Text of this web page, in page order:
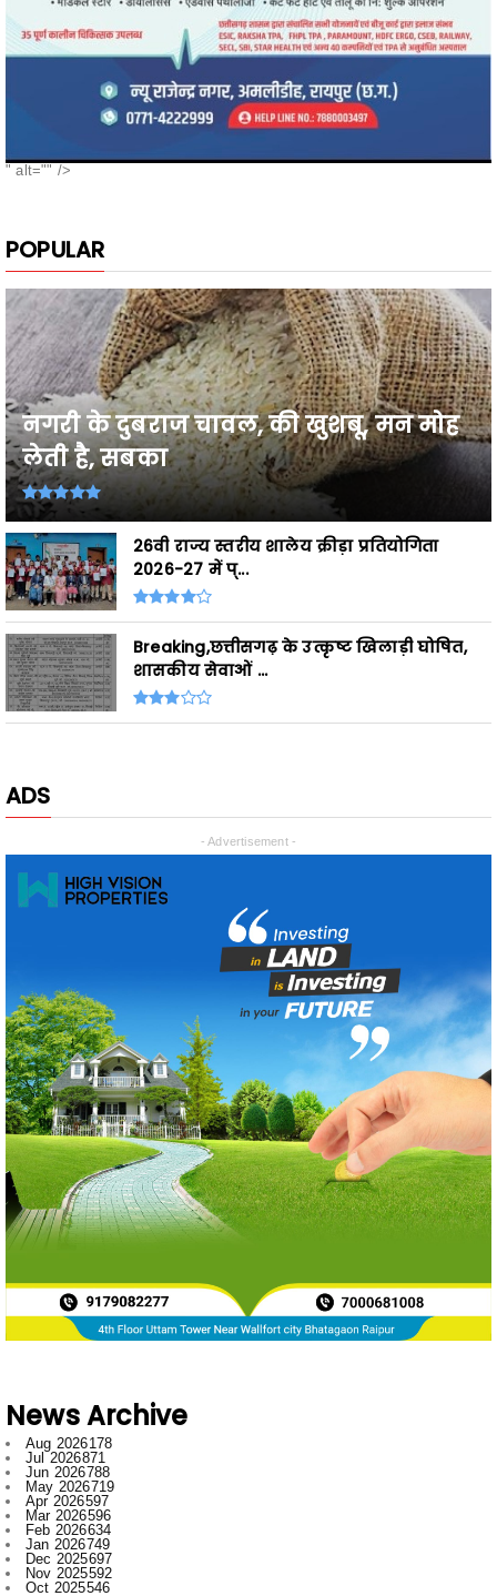
POPULAR
नगरी के दुबराज चावल, की खुशबू, मन मोह
लेती है, सबका
26वी राज्य स्तरीय शालेय क्रीड़ा प्रतियोगिता
2026-27 में प्...
Breaking,छत्तीसगढ़ के उत्कृष्ट खिलाड़ी घोषित,
शासकीय सेवाओं ...
ADS
News Archive
Jun 2026
788
May 2026719
Apr 2026597
Mar 2026596
Feb 2026634
Jan 2026749
Dec 2025697
Nov 2025592
Oct 2025546
Sept 2025662
Aug 2025669
Jul 2025776
Jun 2025958